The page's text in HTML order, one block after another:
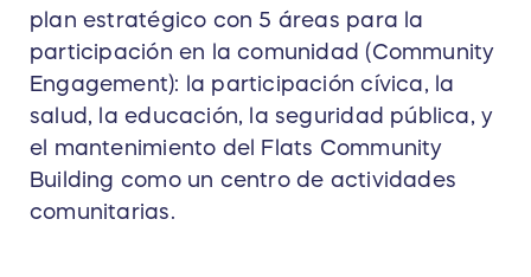
plan estratégico con 5 áreas para la
participación en la comunidad (Community
Engagement): la participación cívica, la
salud, la educación, la seguridad pública, y
el mantenimiento del Flats Community
Building como un centro de actividades
comunitarias.